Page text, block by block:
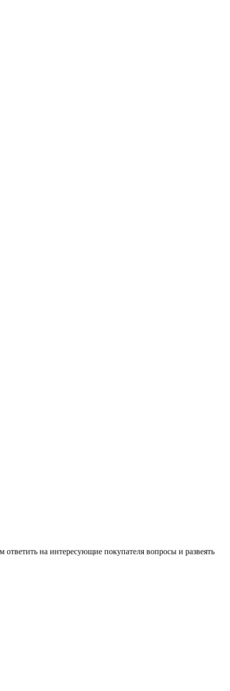
на интересующие покупателя вопросы и развеять